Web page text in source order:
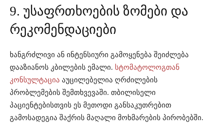
9. უსაფრთხოების ზომები და
რეკომენდაციები
ხანგრძლივი ან ინტენსიური გამოყენება შეიძლება
დააზიანოს კბილების ემალი. სტომატოლოგთან
კონსულტაცია აუცილებელია ღრძილების
პრობლემების შემთხვევაში. თბილისელი
პაციენტებისთვის ეს მეთოდი განსაკუთრებით
გამოსადეგია შაქრის მაღალი მოხმარების პირობებში.